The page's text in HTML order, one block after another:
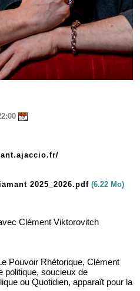
2025_2026.pdf (6.22 Mo)
Clément Viktorovitch
Pouvoir Rhétorique, Clément
politique, soucieux de
ou Quotidien, apparaît pour la